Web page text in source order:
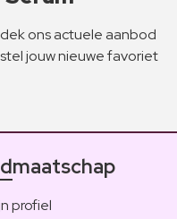
ons actuele aanbod
jouw nieuwe favoriet
profiel